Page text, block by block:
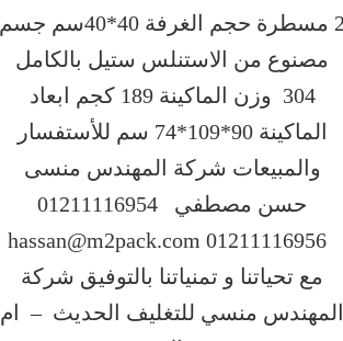
2 مسطرة حجم الغرفة 40*40سم جسم
مصنوع من الاستنلس ستيل بالكامل
304 وزن الماكينة 189 كجم ابعاد
الماكينة 90*109*74 سم للأستفسار
والمبيعات شركة المهندس منسى
حسن مصطفي 01211116954
01211116956 hassan@m2pack.com
مع تحياتنا و تمنياتنا بالتوفيق شركة
المهندس منسي للتغليف الحديث – ام